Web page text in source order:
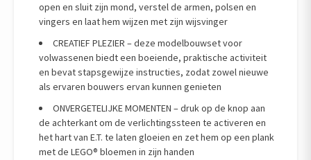
open en sluit zijn mond, verstel de armen, polsen en
vingers en laat hem wijzen met zijn wijsvinger
CREATIEF PLEZIER – deze modelbouwset voor
volwassenen biedt een boeiende, praktische activiteit
en bevat stapsgewijze instructies, zodat zowel nieuwe
als ervaren bouwers ervan kunnen genieten
ONVERGETELIJKE MOMENTEN – druk op de knop aan
de achterkant om de verlichtingssteen te activeren en
het hart van E.T. te laten gloeien en zet hem op een plank
met de LEGO® bloemen in zijn handen